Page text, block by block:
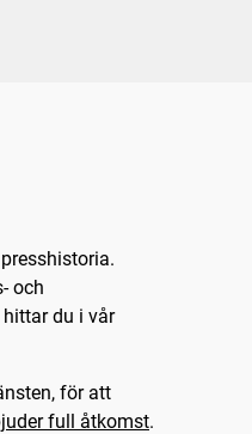
och
du i vår
för att
full åtkomst.